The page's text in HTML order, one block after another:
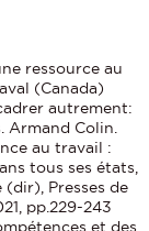
ressource au
(Canada)
autrement:
Armand Colin.
au travail :
tous ses états,
(dir), Presses de
pp.229-243
et des